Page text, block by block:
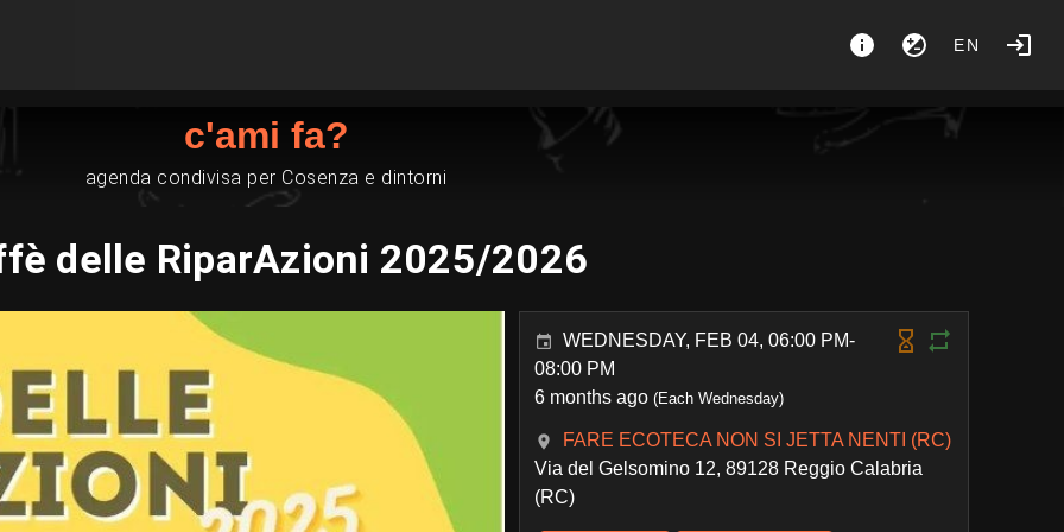
EN
c'ami fa?
agenda condivisa per Cosenza e dintorni
delle RiparAzioni 2025/2026
WEDNESDAY, FEB 04, 06:00 PM-
08:00 PM
6 months ago (Each Wednesday)
FARE ECOTECA NON SI JETTA NENTI (RC)
Via del Gelsomino 12, 89128 Reggio Calabria
(RC)